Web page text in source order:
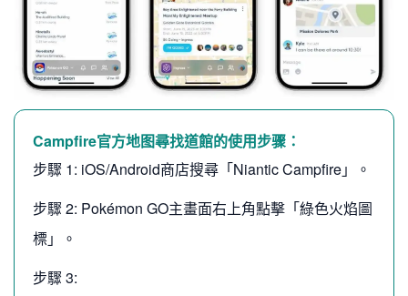
Campfire官方地图尋找道館的使用步骤：
步驟 1: iOS/Android商店搜尋「Niantic Campfire」。
步驟 2: Pokémon GO主畫面右上角點擊「綠色火焰圖
標」。
步驟 3: